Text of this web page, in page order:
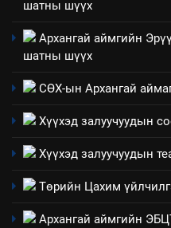
6
ИЛ
Үйл
шатны шүүх
Архангай аймгийн
шатны шүүх
СӨХ-ын Архангай
Хүүхэд залуучуудын
Хүүхэд залуучуудын
Төрийн Цахим
Архангай аймгийн